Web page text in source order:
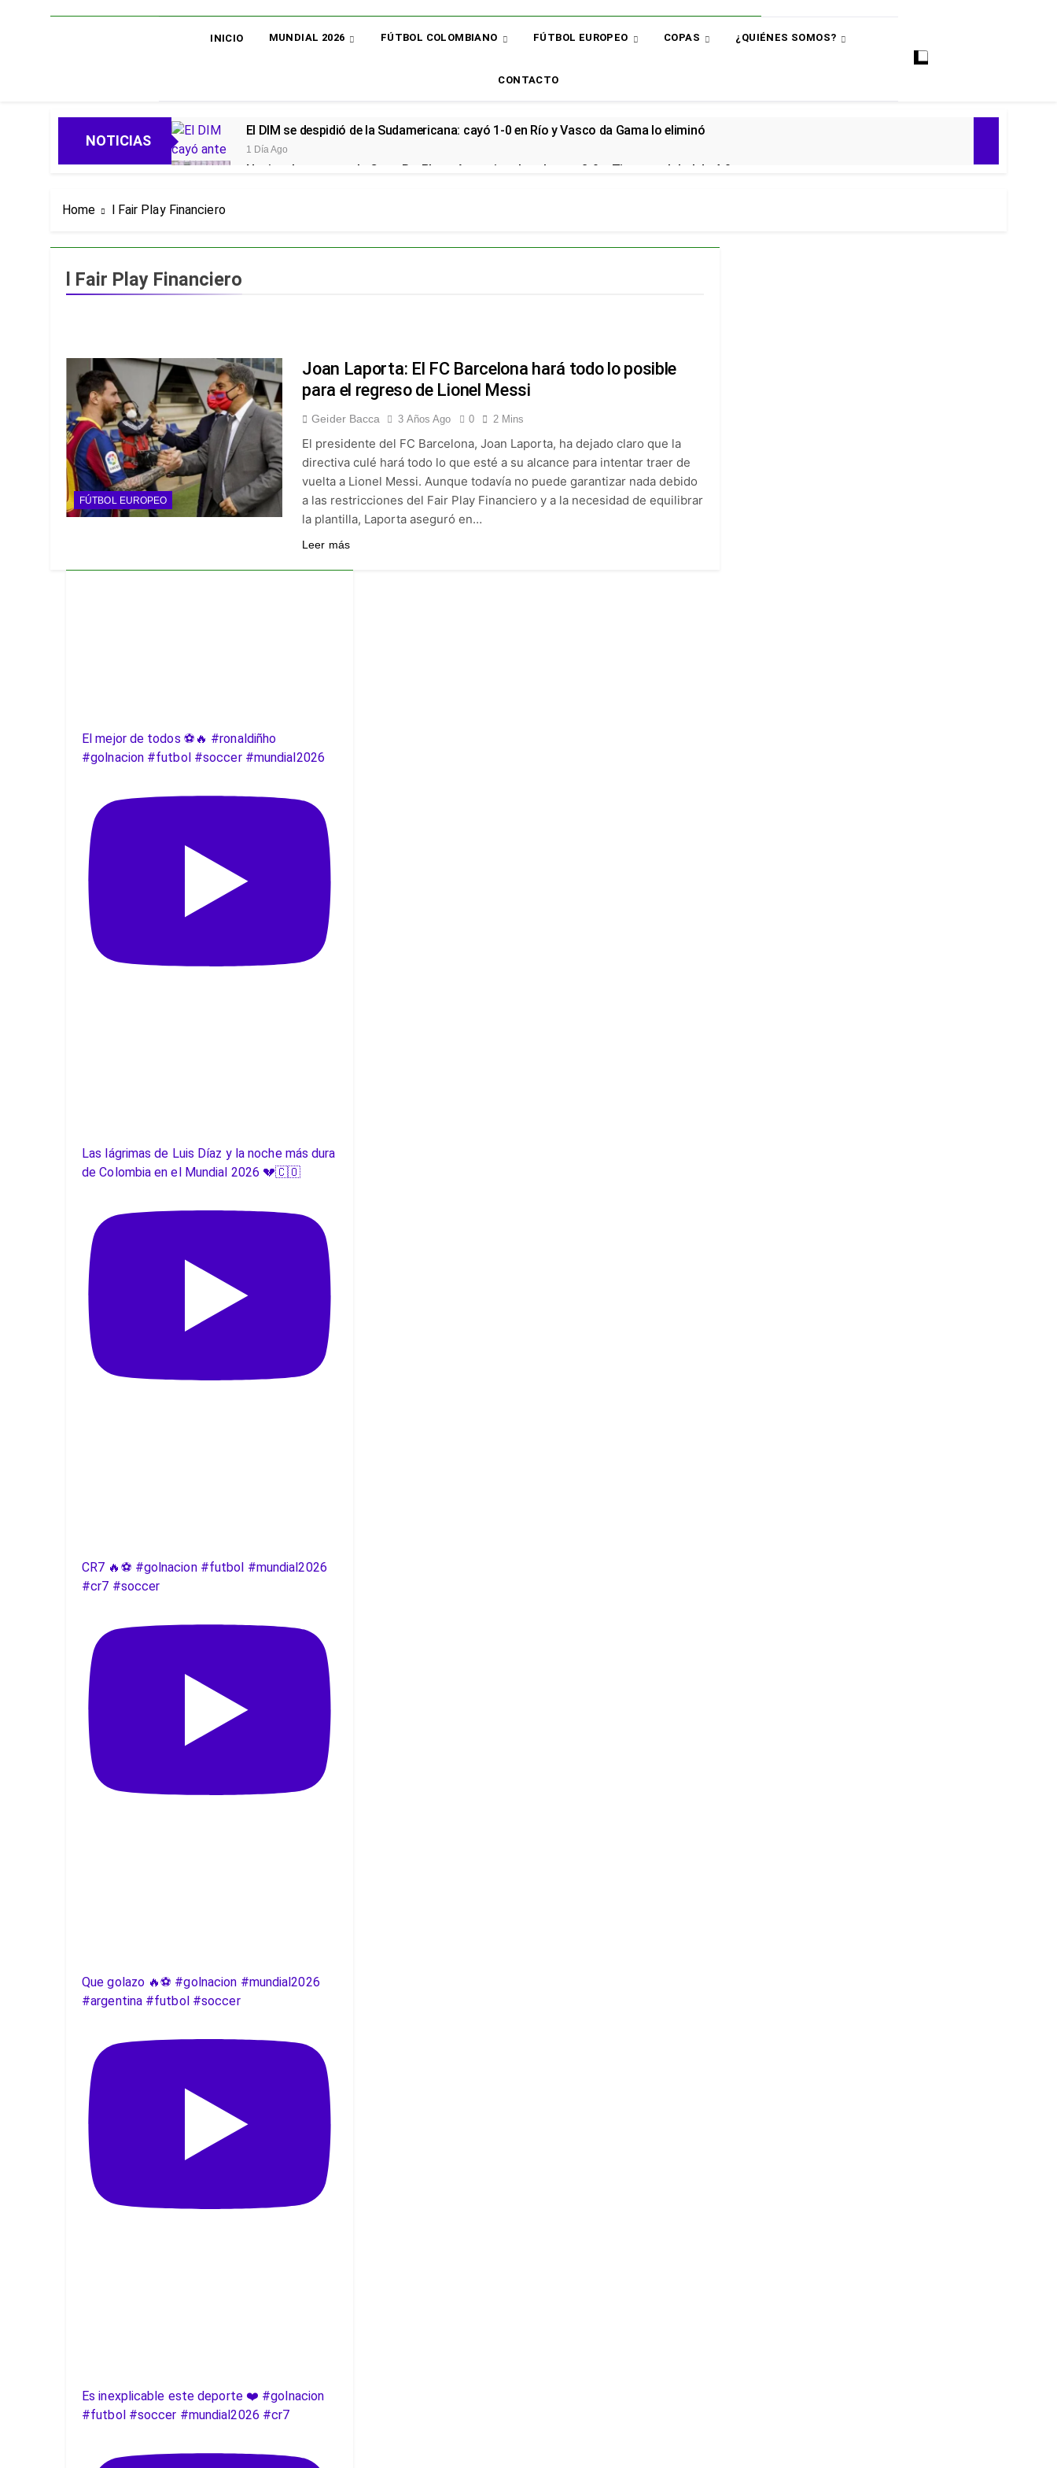
INICIO MUNDIAL 2026 FÚTBOL COLOMBIANO FÚTBOL EUROPEO COPAS ¿QUIÉNES SOMOS?
CONTACTO
NOTICIAS
El DIM se despidió de la Sudamericana: cayó 1-0 en Río y Vasco da Gama lo eliminó
1 Día Ago
Nacional avanza en la Copa BetPlay y Armani vuelve al arco: 2-0 a Tigres y global de 4-0
Piero Hincapié, oficial en el Arsenal: el sudamericano se queda en el campeón de la Premier
¡A semifinales! La Selección Colombia Femenina goleó 3-0 a Puerto Rico en los Juegos Centroamericanos
5 Días Ago
¡Recital escarlata! América goleó 7-0 a Boyacá Chicó y es líder de la Liga BetPlay
5 Días Ago
Vuelve la Premier League: arranca el 21 de agosto con el Arsenal campeón abriendo ante el Coventry
5 Días Ago
Escándalo en Montería: el debut de Nacional se suspendió por disturbios cuando ganaba 3-0 a Jaguares
5 Días Ago
Home l Fair Play Financiero
l Fair Play Financiero
FÚTBOL EUROPEO
Joan Laporta: El FC Barcelona hará todo lo posible
para el regreso de Lionel Messi
Geider Bacca 3 Años Ago 0 2 Mins
El presidente del FC Barcelona, Joan Laporta, ha dejado claro que la
directiva culé hará todo lo que esté a su alcance para intentar traer de
vuelta a Lionel Messi. Aunque todavía no puede garantizar nada debido
a las restricciones del Fair Play Financiero y a la necesidad de equilibrar
la plantilla, Laporta aseguró en…
Leer más
El mejor de todos ⚽️🔥 #ronaldiñho
#golnacion #futbol #soccer #mundial2026
Las lágrimas de Luis Díaz y la noche más dura
de Colombia en el Mundial 2026 💔🇨🇴
CR7 🔥⚽️ #golnacion #futbol #mundial2026
#cr7 #soccer
Que golazo 🔥⚽️ #golnacion #mundial2026
#argentina #futbol #soccer
Es inexplicable este deporte ❤️ #golnacion
#futbol #soccer #mundial2026 #cr7